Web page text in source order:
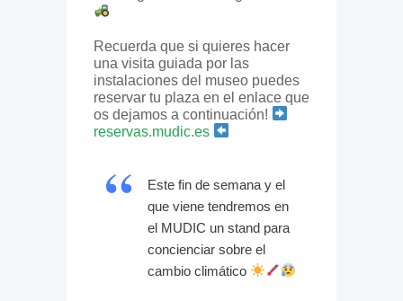
Recuerda que si quieres hacer
una visita guiada por las
instalaciones del museo puedes
reservar tu plaza en el enlace que
os dejamos a continuación!
reservas.mudic.es
Este fin de semana y el
que viene tendremos en
el MUDIC un stand para
concienciar sobre el
cambio climático